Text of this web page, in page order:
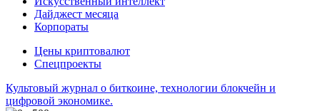
Дайджест месяца
Корпораты
Цены криптовалют
Спецпроекты
Культовый журнал о биткоине, технологии блокчейн и
цифровой экономике.